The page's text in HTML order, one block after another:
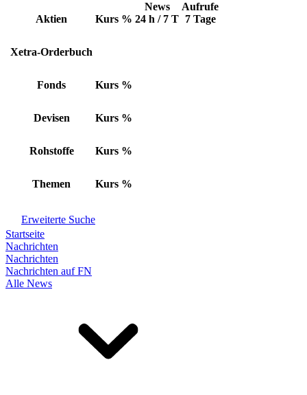
Aktien Kurs %
News
24 h / 7 T
Aufrufe
7 Tage
Xetra-Orderbuch
Fonds Kurs %
Devisen Kurs %
Rohstoffe Kurs %
Themen Kurs %
Erweiterte Suche
Startseite
Nachrichten
Nachrichten
Nachrichten auf FN
Alle News